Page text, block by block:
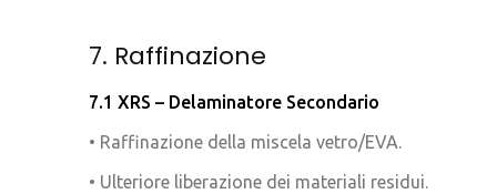
7. Raffinazione
7.1 XRS – Delaminatore Secondario
• Raffinazione della miscela vetro/EVA.
• Ulteriore liberazione dei materiali residui.